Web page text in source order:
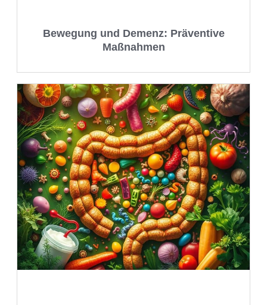
Bewegung und Demenz: Präventive
Maßnahmen